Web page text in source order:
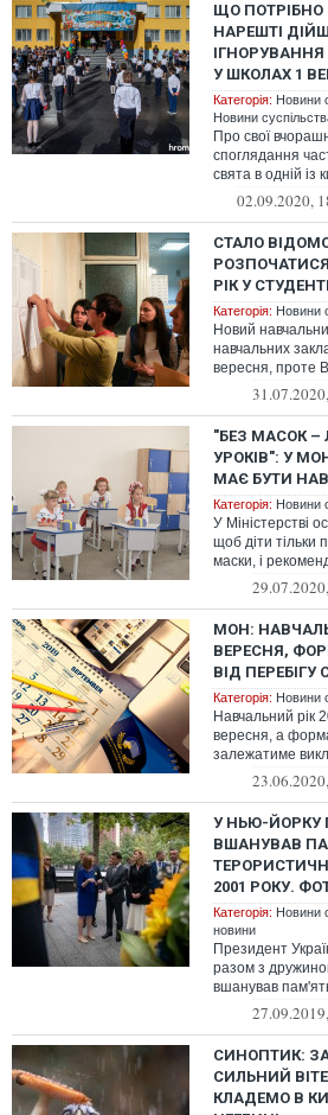
ЩО
НАРЕШТІ
У ШКОЛАХ 1
Категорія: Новини
Новини
Про свої
споглядання
свята в одній із
вирішив не
02.09.2020,
СТАЛО
РІК У
Категорія: Новини
Новий
навчальних
вересня, проте
про вищу
"БЕЗ МАСОК –
УРОКІВ": У
МАЄ БУТИ
Категорія: Новини
У Міністерстві
щоб діти тільки
маски, і
форму навчання.
МОН:
ВЕРЕСНЯ,
ВІД ПЕРЕБІГУ
Категорія: Новини
Навчальний рік
вересня, а
залежатиме
ситуації в країні
У НЬЮ-ЙОРКУ
ВШАНУВАВ
2001 РОКУ.
Категорія: Новини
новини
Президент
разом з
вшанував
атак 11 вересня
СИНОПТИК:
СИЛЬНИЙ
КЛАДЕМО В